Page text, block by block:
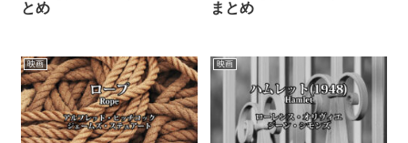
とめ
まとめ
映画 映画